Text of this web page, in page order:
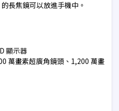
長焦鏡可以放進手機中。
顯示器
萬畫素超廣角鏡頭、1,200 萬畫